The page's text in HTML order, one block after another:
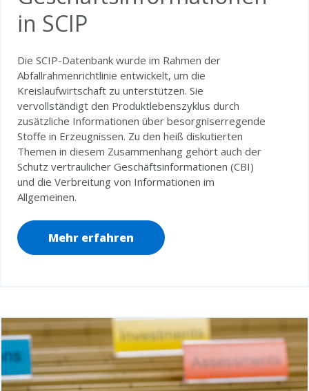
in SCIP
Die SCIP-Datenbank wurde im Rahmen der
Abfallrahmenrichtlinie entwickelt, um die
Kreislaufwirtschaft zu unterstützen. Sie
vervollständigt den Produktlebenszyklus durch
zusätzliche Informationen über besorgniserregende
Stoffe in Erzeugnissen. Zu den heiß diskutierten
Themen in diesem Zusammenhang gehört auch der
Schutz vertraulicher Geschäftsinformationen (CBI)
und die Verbreitung von Informationen im
Allgemeinen.
Mehr erfahren